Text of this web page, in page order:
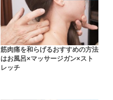
筋肉痛を和らげるおすすめの方法
はお風呂×マッサージガン×スト
レッチ